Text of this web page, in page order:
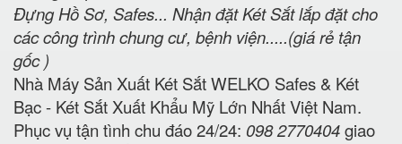
Đựng Hồ Sơ, Safes... Nhận đặt Két Sắt lắp đặt cho
các công trình chung cư, bệnh viện.....(giá rẻ tận
gốc )
Nhà Máy Sản Xuất Két Sắt WELKO Safes & Két
Bạc - Két Sắt Xuất Khẩu Mỹ Lớn Nhất Việt Nam.
Phục vụ tận tình chu đáo 24/24: 098 2770404giao